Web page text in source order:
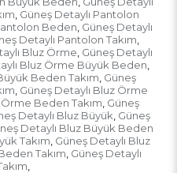
Güneş Detaylı Pantolon
Beden Güneş Detaylı
Detaylı Pantolon Takım
Bluz Örme Güneş Detaylı
Bluz Örme Büyük Beden
Beden Takım Güneş
Güneş Detaylı Bluz Örme
Beden Takım Güneş
Detaylı Bluz Büyük Güneş
Detaylı Bluz Büyük Beden
Takım Güneş Detaylı Bluz
Takım Güneş Detaylı